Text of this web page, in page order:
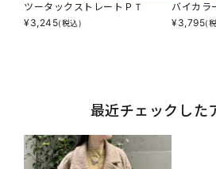
ツータックストレートＰＴ
¥3,245(税込)
バイカラ
¥3,795(
最近チェックした